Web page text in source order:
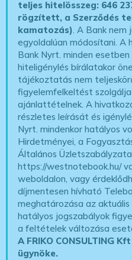
teljes hitelösszeg: 646
rögzített, a Szerződés
kamatozás). A Bank
egyoldalúan módosítani.
Bank Nyrt. minden
hiteligénylés bírálatakor
tájékoztatás nem
figyelemfelkeltést szolgálja
ajánlattételnek. A
részletes leírását és
Nyrt. mindenkor hatályos
Hirdetményei, a
Általános
https://westnotebook.hu/
weboldalon, vagy
díjmentesen hívható
meghatározása az
hatályos jogszabályok
a feltételek változása
A FRIKO CONSULTING
ügynöke.